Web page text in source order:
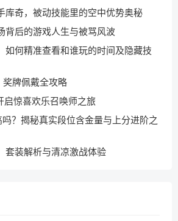
库奇，被动技能里的空中优势奥秘
背后的游戏人生与被骂风波
如何精准查看和谁玩的时间及隐藏技
奖牌佩戴全攻略
启惊喜欢乐召唤师之旅
吗？揭秘真实段位含金量与上分进阶之
套装解析与清凉激战体验